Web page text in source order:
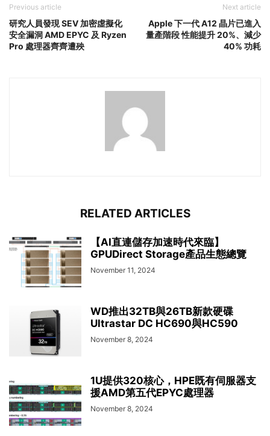
Previous article
研究人員發現 SEV 加密虛擬化
安全漏洞 AMD EPYC 及 Ryzen
Pro 處理器齊齊遭殃
Next article
Apple 下一代 A12 晶片已進入
量產階段 性能提升 20%、減少
40% 功耗
RELATED ARTICLES
【AI直連儲存加速時代來臨】
GPUDirect Storage產品生態總覽
November 11, 2024
WD推出32TB與26TB新款硬碟
Ultrastar DC HC690與HC590
November 8, 2024
1U提供320核心，HPE既有伺服器支
援AMD第五代EPYC處理器
November 8, 2024